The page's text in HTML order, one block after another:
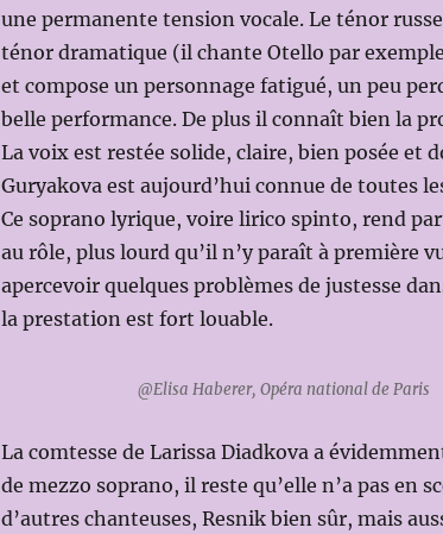
une permanente tension vocale. Le ténor
ténor dramatique (il chante Otello par
et compose un personnage fatigué, un peu
belle performance. De plus il connaît bien la
La voix est restée solide, claire, bien posée et
Guryakova est aujourd’hui connue de toutes
Ce soprano lyrique, voire lirico spinto, rend
au rôle, plus lourd qu’il n’y paraît à première
apercevoir quelques problèmes de justesse
la prestation est fort louable.
@Elisa Haberer, Opéra national de Paris
La comtesse de Larissa Diadkova a
de mezzo soprano, il reste qu’elle n’a pas en
d’autres chanteuses, Resnik bien sûr, mais